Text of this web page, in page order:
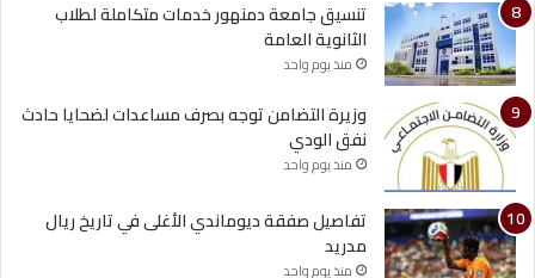
تنسيق جامعة دمنهور خدمات متكاملة لطلاب
الثانوية العامة
منذ يوم واحد
وزيرة التضامن توجه بصرف مساعدات لضحايا حادث
نفق الودي
منذ يوم واحد
تفاصيل صفقة ديوماندي الأغلى في تاريخ ريال
مدريد
منذ يوم واحد